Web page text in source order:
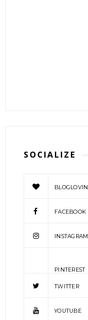
SOCIALIZE
BLOGLOVIN
FACEBOOK
INSTAGRAM
PINTEREST
TWITTER
YOUTUBE